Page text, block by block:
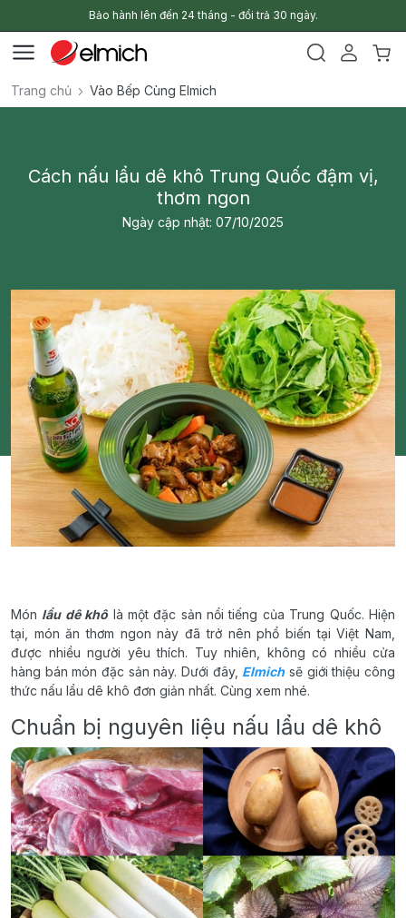
Bảo hành lên đến 24 tháng - đổi trả 30 ngày.
Trang chủ Vào Bếp Cùng Elmich
Cách nấu lẩu dê khô Trung Quốc đậm vị,
thơm ngon
Ngày cập nhật: 07/10/2025
Món lẩu dê khô là một đặc sản nổi tiếng của Trung Quốc. Hiện
tại, món ăn thơm ngon này đã trở nên phổ biến tại Việt Nam,
được nhiều người yêu thích. Tuy nhiên, không có nhiều cửa
hàng bán món đặc sản này. Dưới đây, Elmichsẽ giới thiệu công
thức nấu lẩu dê khô đơn giản nhất. Cùng xem nhé.
Chuẩn bị nguyên liệu nấu lẩu dê khô